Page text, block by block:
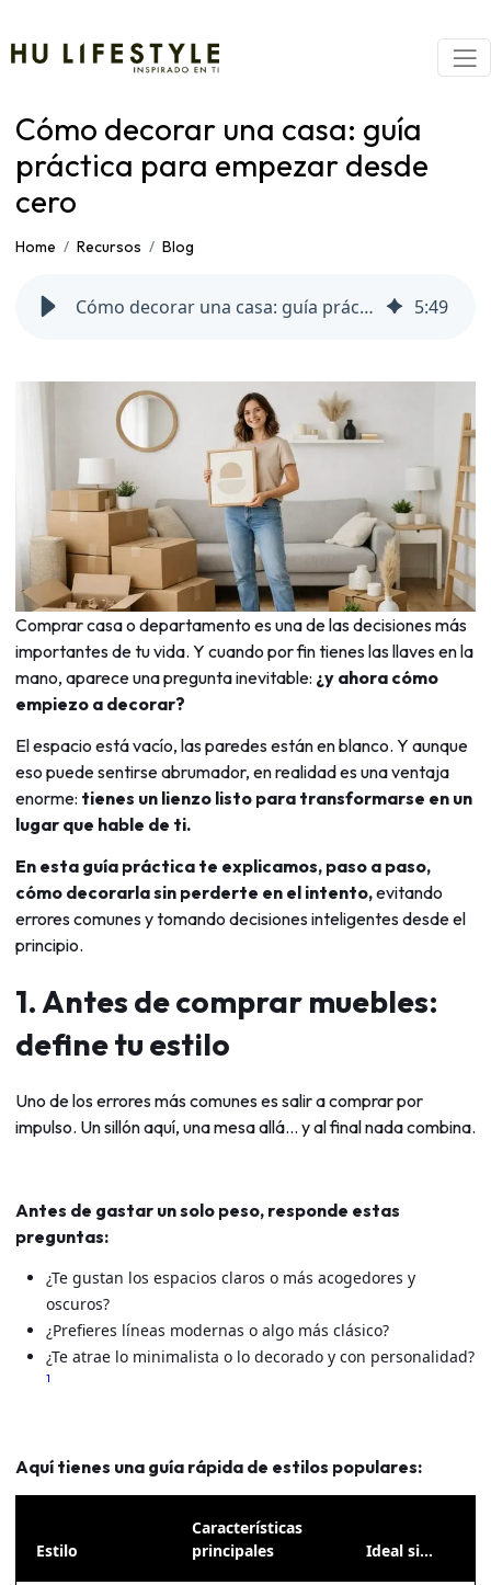
Cómo decorar una casa: guía
práctica para empezar desde
cero
Home Recursos Blog
Cómo decorar una casa: guía práctica para empezar desde cero 5:49
Comprar casa o departamento es una de las decisiones más
importantes de tu vida. Y cuando por fin tienes las llaves en la
mano, aparece una pregunta inevitable: ¿y ahora cómo
empiezo a decorar?
El espacio está vacío, las paredes están en blanco. Y aunque
eso puede sentirse abrumador, en realidad es una ventaja
enorme: tienes un lienzo listo para transformarse en un
lugar que hable de ti.
En esta guía práctica te explicamos, paso a paso,
cómo decorarla sin perderte en el intento,evitando
errores comunes y tomando decisiones inteligentes desde el
principio.
1. Antes de comprar muebles:
define tu estilo
Uno de los errores más comunes es salir a comprar por
impulso. Un sillón aquí, una mesa allá… y al final nada combina.
Antes de gastar un solo peso, responde estas
preguntas:
¿Te gustan los espacios claros o más acogedores y
oscuros?
¿Prefieres líneas modernas o algo más clásico?
¿Te atrae lo minimalista o lo decorado y con personalidad?
1
Aquí tienes una guía rápida de estilos populares:
Estilo
Características
principales
Ideal si…